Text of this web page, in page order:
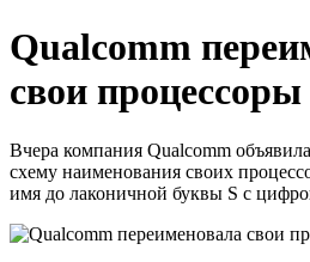
Qualcomm
свои
Вчера компания Qualcomm
схему наименования своих
имя до лаконичной буквы S с